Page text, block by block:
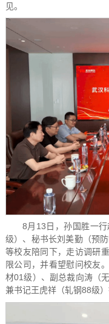
见。
8月13日，孙国胜一
级）、秘书长刘美勤（预
等校友陪同下，走访调研
限公司，并看望慰问校友
材01级）、副总裁向涛（
兼书记王虎祥（轧钢88级）